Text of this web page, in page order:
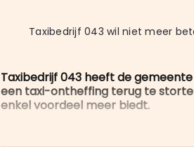
Taxibedrijf 043 wil niet meer
Taxibedrijf 043 heeft de
een taxi-ontheffing terug te
enkel voordeel meer biedt.